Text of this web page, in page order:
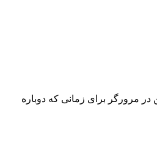
در مرورگر برای زمانی که دوباره